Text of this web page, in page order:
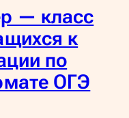
— класс
к
по
ОГЭ